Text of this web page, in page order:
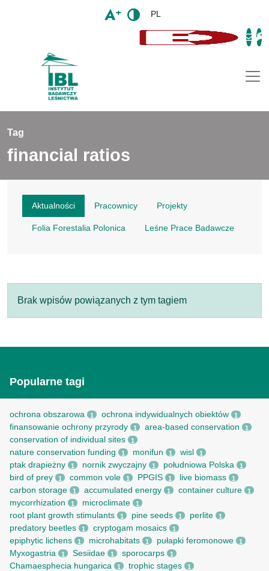
PL
Tag
financial ratios
Aktualności Pracownicy Projekty
Folia Forestalia Polonica Leśne Prace Badawcze
Brak wpisów powiązanych z tym tagiem
Popularne tagi
ochrona obszarowa 1 ochrona indywidualnych obiektów 1
finansowanie ochrony przyrody 1 area-based conservation 1
conservation of individual sites 1
nature conservation funding 1 monifun 1 wisl 1
ptak drapieżny 1 nornik zwyczajny 1 południowa Polska 1
bird of prey 1 common vole 1 PPGIS 1 live biomass 1
carbon storage 1 accumulated energy 1 container culture 1
mycorrhization 1 microclimate 1
root рlant growth stimulants 1 pine seeds 1 perlite 1
predatory beetles 1 cryptogam mosaics 1
epiphytic lichens 1 microhabitats 1 pułapki feromonowe 1
Myxogastria 1 Sesiidae 1 sporocarps 1
Chamaesphecia hungarica 1 trophic stages 1